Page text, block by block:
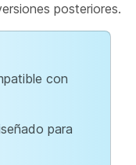
posteriores.
con
para